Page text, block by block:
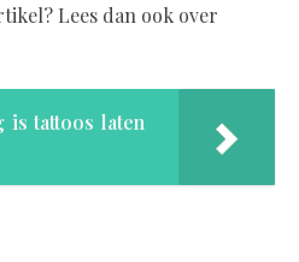
Lees dan ook over
is tattoos laten